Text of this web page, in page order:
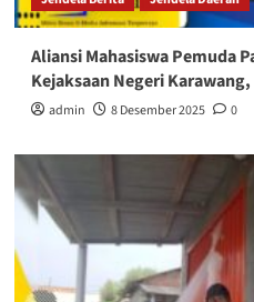
Aliansi Mahasiswa Pemuda
Kejaksaan Negeri
admin 8 Desember 2025 0